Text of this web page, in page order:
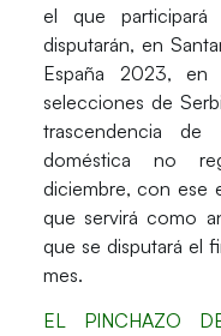
el que
disputarán, en
España 2023, en
selecciones de
trascendencia
doméstica no
diciembre, con ese
que servirá como
que se disputará el
mes.
EL PINCHAZO